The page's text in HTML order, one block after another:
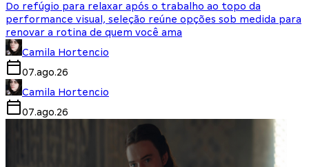
Do refúgio para relaxar após o trabalho ao topo da
performance visual, seleção reúne opções sob medida para
renovar a rotina de quem você ama
Camila Hortencio
07.ago.26
Camila Hortencio
07.ago.26